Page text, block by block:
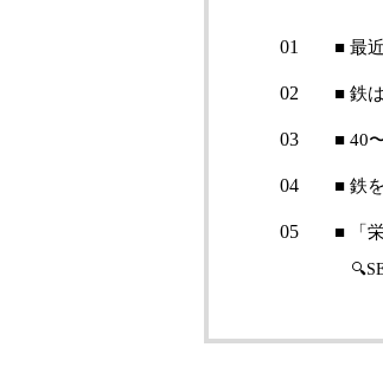
■ 最
■ 鉄
■ 40
■ 鉄
■ 「